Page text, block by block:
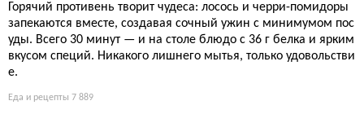
Горячий противень творит чудеса: лосось и черри-помидоры
запекаются вместе, создавая сочный ужин с минимумом пос
уды. Всего 30 минут — и на столе блюдо с 36 г белка и ярким
вкусом специй. Никакого лишнего мытья, только удовольстви
е.
Еда и рецепты 7 889